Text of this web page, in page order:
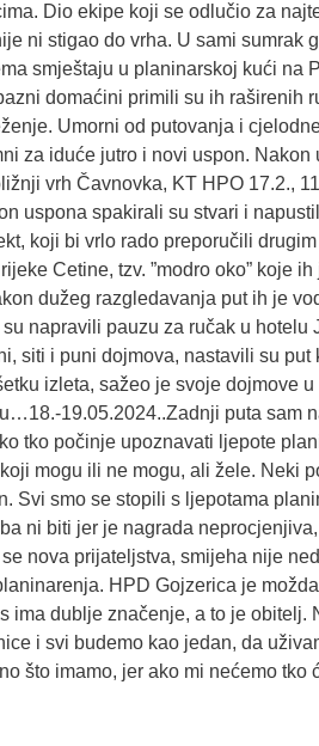
Dio ekipe koji se odlučio za
ni stigao do vrha. U sami sumrak
smještaju u planinarskoj kući na
domaćini primili su ih raširenih
Umorni od putovanja i
za iduće jutro i novi uspon. Nakon
vrh Čavnovka, KT HPO 17.2.,
uspona spakirali su stvari i
koji bi vrlo rado preporučili
Cetine, tzv. ”modro oko” koje
dužeg razgledavanja put ih je
napravili pauzu za ručak u hotelu
siti i puni dojmova, nastavili su put
izleta, sažeo je svoje dojmove
19.05.2024..Zadnji puta sam
tko počinje upoznavati ljepote
mogu ili ne mogu, ali žele. Neki
Svi smo se stopili s ljepotama
ni biti jer je nagrada
nova prijateljstva, smijeha nije
HPD Gojzerica je
ima dublje značenje, a to je obitelj.
i svi budemo kao jedan, da
što imamo, jer ako mi nećemo tko